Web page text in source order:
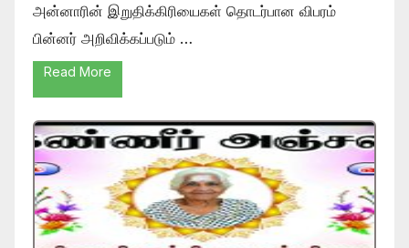
அன்னாரின் இறுதிக்கிரியைகள் தொடர்பான விபரம்
பின்னர் அறிவிக்கப்படும் …
Read More